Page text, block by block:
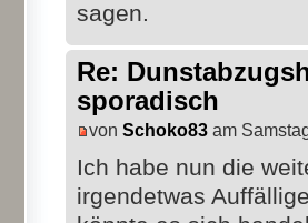
sagen.
Re:
sporadisch
von Schoko83 am
Ich habe nun die
irgendetwas